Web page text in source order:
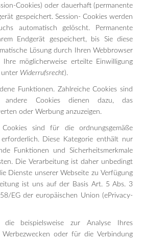
Cookies) oder dauerhaft (permanente
gespeichert. Session- Cookies werden
automatisch gelöscht. Permanente
Endgerät gespeichert, bis Sie diese
Lösung durch Ihren Webbrowser
möglicherweise erteilte Einwilligung
unter Widerrufsrecht).
Funktionen. Zahlreiche Cookies sind
andere Cookies dienen dazu, das
oder Werbung anzuzeigen.
Cookies sind für die ordnungsgemäße
Diese Kategorie enthält nur
Funktionen und Sicherheitsmerkmale
Die Verarbeitung ist daher unbedingt
Dienste unserer Webseite zu Verfügung
ist uns auf der Basis Art. 5 Abs. 3
EG der europäischen Union (ePrivacy-
die beispielsweise zur Analyse Ihres
Werbezwecken oder für die Verbindung